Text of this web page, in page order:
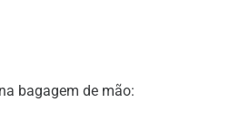
bagagem de mão: